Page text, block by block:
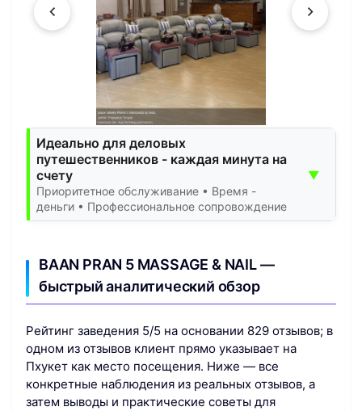
Идеально для деловых
путешественников - каждая минута на
счету
Приоритетное обслуживание • Время -
деньги • Профессиональное сопровождение
▼
BAAN PRAN 5 MASSAGE & NAIL —
быстрый аналитический обзор
Рейтинг заведения 5/5 на основании 829 отзывов; в
одном из отзывов клиент прямо указывает на
Пхукет как место посещения. Ниже — все
конкретные наблюдения из реальных отзывов, а
затем выводы и практические советы для